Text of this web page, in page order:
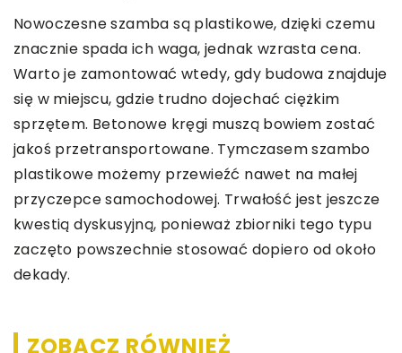
Nowoczesne szamba są plastikowe, dzięki czemu
znacznie spada ich waga, jednak wzrasta cena.
Warto je zamontować wtedy, gdy budowa znajduje
się w miejscu, gdzie trudno dojechać ciężkim
sprzętem. Betonowe kręgi muszą bowiem zostać
jakoś przetransportowane. Tymczasem szambo
plastikowe możemy przewieźć nawet na małej
przyczepce samochodowej. Trwałość jest jeszcze
kwestią dyskusyjną, ponieważ zbiorniki tego typu
zaczęto powszechnie stosować dopiero od około
dekady.
ZOBACZ RÓWNIEŻ